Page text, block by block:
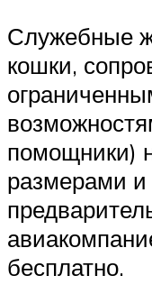
Служебные
кошки,
помощники)
размерами
бесплатно.